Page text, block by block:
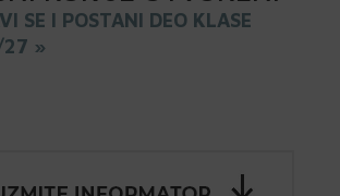
SE I POSTANI DEO KLASE
»